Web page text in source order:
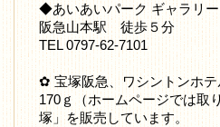
◆あいあいパーク ギャラリー
阪急山本駅 徒歩５分
TEL 0797-62-7101
✿ 宝塚阪急、ワシントンホ
170ｇ（ホームページでは取
塚」を販売しています。